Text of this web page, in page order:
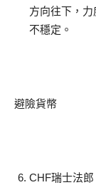
方向往下，
不穩定。
避險貨幣
CHF瑞士法